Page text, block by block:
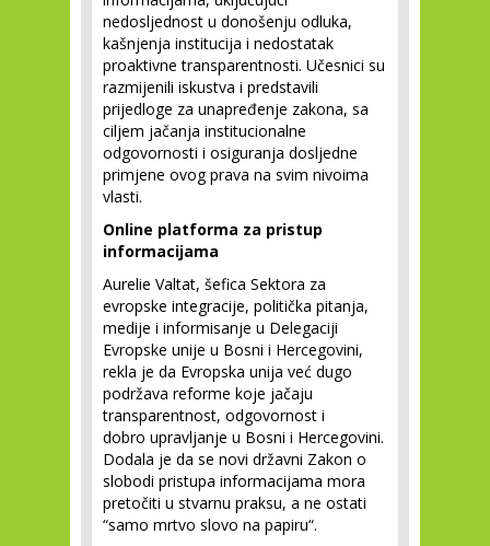
nedosljednost u donošenju odluka,
kašnjenja institucija i nedostatak
proaktivne transparentnosti. Učesnici su
razmijenili iskustva i predstavili
prijedloge za unapređenje zakona, sa
ciljem jačanja institucionalne
odgovornosti i osiguranja dosljedne
primjene ovog prava na svim nivoima
vlasti.
Online platforma za pristup
informacijama
Aurelie Valtat, šefica Sektora za
evropske integracije, politička pitanja,
medije i informisanje u Delegaciji
Evropske unije u Bosni i Hercegovini,
rekla je da Evropska unija već dugo
podržava reforme koje jačaju
transparentnost, odgovornost i
dobro upravljanje u Bosni i Hercegovini.
Dodala je da se novi državni Zakon o
slobodi pristupa informacijama mora
pretočiti u stvarnu praksu, a ne ostati
“samo mrtvo slovo na papiru“.